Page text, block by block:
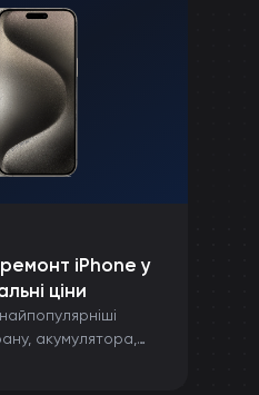
iPhone у
ціни
акумулятора,
iPhone.